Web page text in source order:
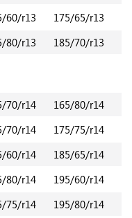
60/r13
175/65/r13
80/r13 185/70/r13
70/r14
165/80/r14
70/r14
175/75/r14
60/r14
185/65/r14
80/r14
195/60/r14
75/r14
195/80/r14